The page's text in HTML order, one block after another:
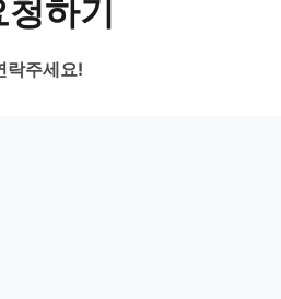
하기
락주세요!